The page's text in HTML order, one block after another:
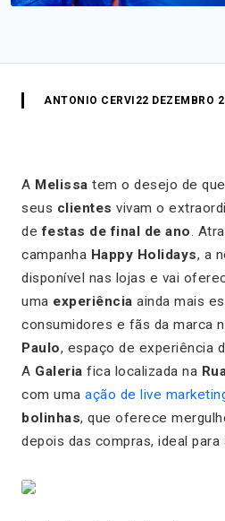
ANTONIO CERVI 22 DEZEMBRO
A Melissa tem o desejo de
seus clientes vivam o
defestas de final de ano.
campanha Happy Holidays, a
disponível nas lojas e vai
uma experiência ainda mais
consumidores e fãs da marca
Paulo, espaço de experiência
A Galeria fica localizada na
com uma ação de live
bolinhas, que oferece
depois das compras, ideal